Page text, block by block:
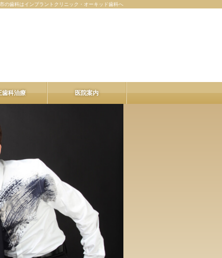
の歯科はインプラントクリニック・オーキッド歯科へ
歯科治療 医院案内
お知らせ
お問い合せ
スタッフブログ